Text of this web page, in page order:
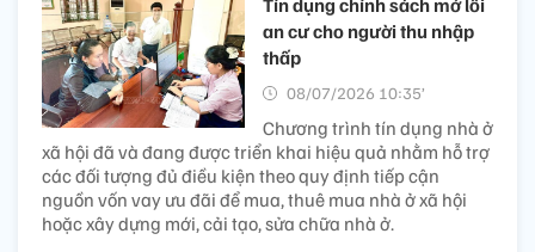
Tín dụng chính sách mở lối
an cư cho người thu nhập
thấp
08/07/2026 10:35’
Chương trình tín dụng nhà ở
xã hội đã và đang được triển khai hiệu quả nhằm hỗ trợ
các đối tượng đủ điều kiện theo quy định tiếp cận
nguồn vốn vay ưu đãi để mua, thuê mua nhà ở xã hội
hoặc xây dựng mới, cải tạo, sửa chữa nhà ở.